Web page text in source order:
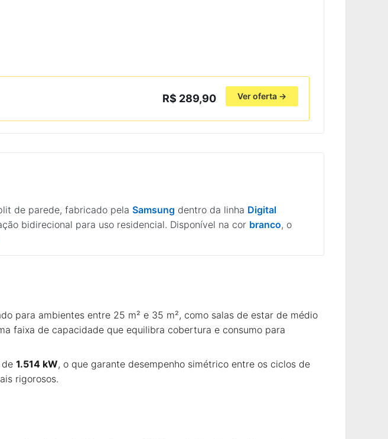
R$ 289,90 Ver oferta →
de parede, fabricado pela Samsung dentro da linha Digital
bidirecional para uso residencial. Disponível na cor branco, o
para ambientes entre 25 m² e 35 m², como salas de estar de médio
faixa de capacidade que equilibra cobertura e consumo para
1.514 kW, o que garante desempenho simétrico entre os ciclos de
rigorosos.